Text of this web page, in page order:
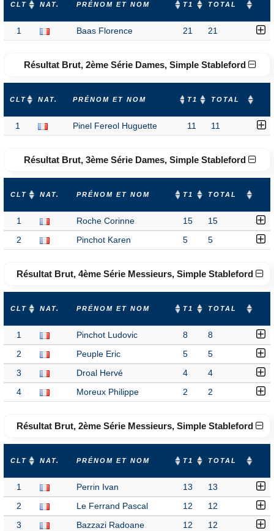
CLT NAT. PRÉNOM ET NOM T1 TOTAL
1 Baas Florence 21 21
Résultat Brut, 2ème Série Dames, Simple Stableford
CLT NAT. PRÉNOM ET NOM T1 TOTAL
1 Pinel Fereol Huguette 11 11
Résultat Brut, 3ème Série Dames, Simple Stableford
CLT NAT. PRÉNOM ET NOM T1 TOTAL
1 Roche Corinne 15 15
2 Pinchot Karen 5 5
Résultat Brut, 4ème Série Messieurs, Simple Stableford
CLT NAT. PRÉNOM ET NOM T1 TOTAL
1 Pinchot Ludovic 8 8
2 Peuple Eric 5 5
3 Droal Hervé 4 4
4 Moreux Philippe 2 2
Résultat Brut, 2ème Série Messieurs, Simple Stableford
CLT NAT. PRÉNOM ET NOM T1 TOTAL
1 Perrin Ivan 13 13
2 Le Ferrand Pascal 12 12
3 Bazzazi Radoane 12 12